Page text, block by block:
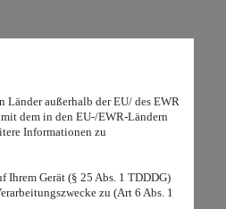
außerhalb der EU/ des EWR
dem in den EU-/EWR-Ländern
Informationen zu
Gerät (§ 25 Abs. 1 TDDDG)
zu (Art 6 Abs. 1